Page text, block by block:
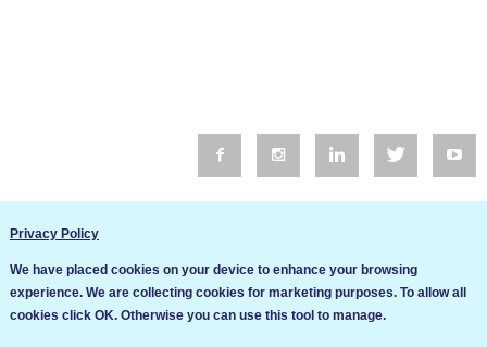
Общи условия
Privacy Policy
We have placed cookies on your device to enhance your browsing
experience. We are collecting cookies for marketing purposes. To allow all
cookies click OK. Otherwise you can use this tool to manage.
Ние използваме бисквитки за да подобрим услугите си. Ако
продължите да посещавате този сайт, ние приемаме, че се